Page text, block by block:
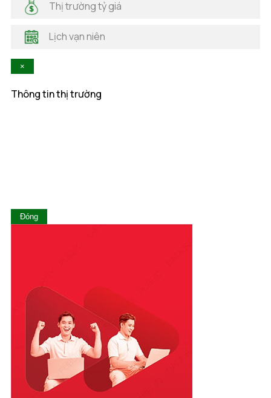
Hà Tĩnh
Hòa Bình
Lai Châu
Quảng Ngãi
Quảng Ninh
Quảng Trị
Sóc Trăng
Sơn La
Tây Ninh
Thái Bình
Thái Nguyên
Thị trường tỷ giá
Lịch vạn niên
×
Thông tin thị trường
Đóng